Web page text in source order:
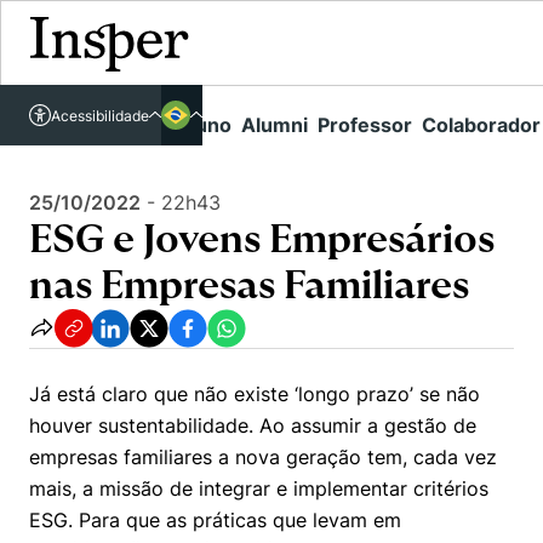
Links rápidos Aluno Alumni Professor Colaborador
Acessibilidade
Acessível em libras
Vestibular
Graduação
Pós-Graduação
Educação Executiva
Busca por Áreas de Conhecimento
Quem Somos
Campus
Student Life
Núcleo de Carreiras
Hub de Inovação e Empreendedorismo
Como funciona
Comunidade Transforme
Missão
Lista de doadores
Pesquisa
Pesquisa no Insper
Centros de Conhecimento
Cátedras
Centro de Dados e IA
Carreiras e Cursos
Eventos
Unidades Acadêmicas
Gestão e Economia
Corpo Docente
Insper - Home Page\Agenda de Eventos - arquivo \
ESG e Jovens Empresários nas Empresas Familiares
25/10/2022 - 22h43
ESG e Jovens Empresários
nas Empresas Familiares
Já está claro que não existe ‘longo prazo’ se não
houver sustentabilidade. Ao assumir a gestão de
empresas familiares a nova geração tem, cada vez
mais, a missão de integrar e implementar critérios
ESG. Para que as práticas que levam em